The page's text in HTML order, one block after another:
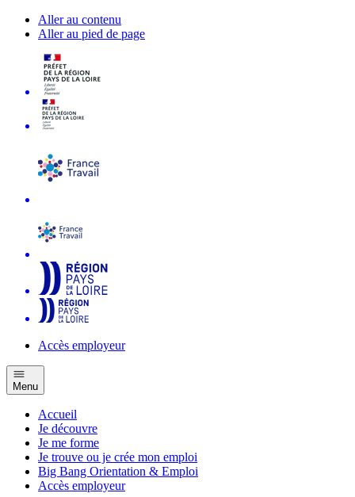
Aller au contenu
Aller au pied de page
Accès employeur
Menu
Accueil
Je découvre
Je me forme
Je trouve ou je crée mon emploi
Big Bang Orientation & Emploi
Accès employeur